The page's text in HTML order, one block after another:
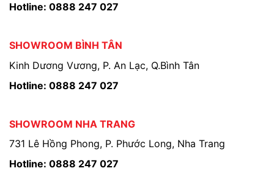
Hotline: 0888 247 027
SHOWROOM BÌNH TÂN
Kinh Dương Vương, P. An Lạc, Q.Bình Tân
Hotline: 0888 247 027
SHOWROOM NHA TRANG
731 Lê Hồng Phong, P. Phước Long, Nha Trang
Hotline: 0888 247 027